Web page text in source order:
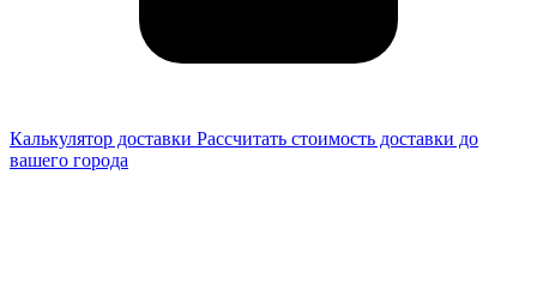
Калькулятор доставки Рассчитать стоимость доставки до
вашего города